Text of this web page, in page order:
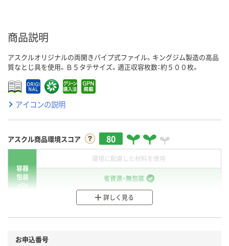
商品説明
アスクルオリジナルの両開きパイプ式ファイル。キングジム製造の高品
質なとじ具を使用。Ｂ５タテサイズ。適正収容枚数：約５００枚。
アイコンの説明
アスクル商品環境スコア 80
容器
包装
環境に配慮した材料を使用
省資源・無包装
分別・リサイクルしやすい設計
本体
詳しく見る
お申込番号